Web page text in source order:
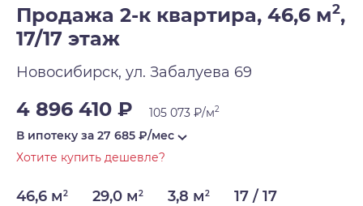
Продажа 2-к квартира, 46,6 м2,
17/17 этаж
Новосибирск, ул. Забалуева 69
4 896 410 ₽ 105 073 ₽/м2
В ипотеку за 27 685 ₽/мес
Хотите купить дешевле?
46,6 м2 29,0 м2 3,8 м2 17 / 17